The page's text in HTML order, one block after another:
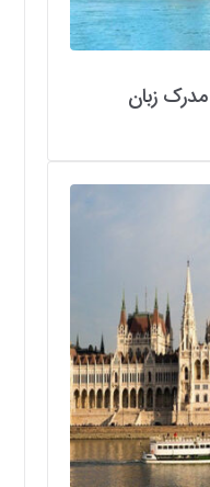
زبان